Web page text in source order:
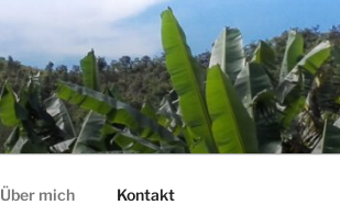
Über mich Kontakt